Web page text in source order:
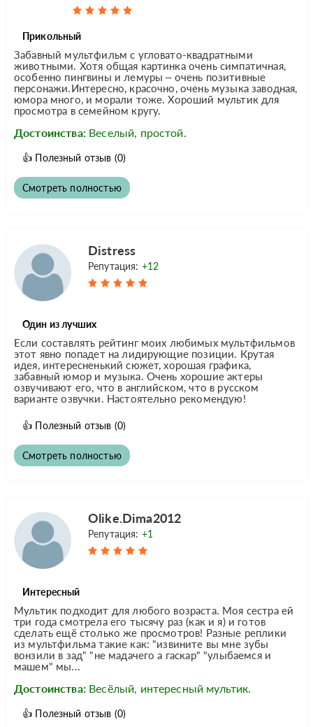
Прикольный
Забавный мультфильм с угловато-квадратными
животными. Хотя общая картинка очень симпатичная,
особенно пингвины и лемуры – очень позитивные
персонажи.Интересно, красочно, очень музыка заводная,
юмора много, и морали тоже. Хороший мультик для
просмотра в семейном кругу.
Достоинства: Веселый, простой.
👍 Полезный отзыв (0)
Смотреть полностью
Distress
Репутация: +12
Один из лучших
Если составлять рейтинг моих любимых мультфильмов
этот явно попадет на лидирующие позиции. Крутая
идея, интересненький сюжет, хорошая графика,
забавный юмор и музыка. Очень хорошие актеры
озвучивают его, что в английском, что в русском
варианте озвучки. Настоятельно рекомендую!
👍 Полезный отзыв (0)
Смотреть полностью
Olike.Dima2012
Репутация: +1
Интересный
Мультик подходит для любого возраста. Моя сестра ей
три года смотрела его тысячу раз (как и я) и готов
сделать ещё столько же просмотров! Разные реплики
из мультфильма такие как: "извините вы мне зубы
вонзили в зад" "не мадачего а гаскар" "улыбаемся и
машем" мы...
Достоинства: Весёлый, интересный мультик.
👍 Полезный отзыв (0)